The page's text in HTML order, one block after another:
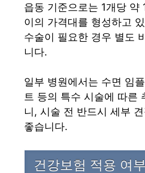
읍동 기준으로는 1개당
이의 가격대를 형성하고
수술이 필요한 경우 별도
니다.
일부 병원에서는 수면 임
트 등의 특수 시술에 따른
니, 시술 전 반드시 세부
좋습니다.
건강보험 적용 여부